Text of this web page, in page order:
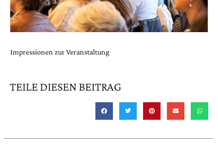
Impressionen zur Veranstaltung
TEILE DIESEN BEITRAG